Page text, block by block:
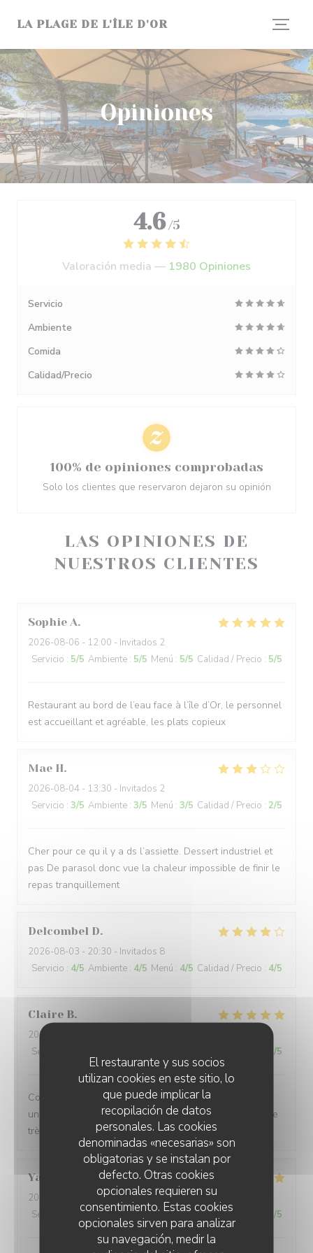
El restaurante y sus socios
utilizan cookies en este sitio, lo
que puede implicar la
recopilación de datos
personales. Las cookies
denominadas «necesarias» son
obligatorias y se instalan por
defecto. Otras cookies
opcionales requieren su
consentimiento. Estas cookies
opcionales sirven para analizar
su navegación, medir la
LA PLAGE DE L'ÎLE D'OR
Opiniones
LAS OPINIONES DE
NUESTROS CLIENTES
Sophie A
2026-08-06 - 12:00 - Invitados 2
Servicio : 5/5 Ambiente : 5/5 Menú : 5/5 Calidad / Precio : 5/5
Restaurant au bord de l’eau face à l’île d’Or, le personnel
est accueillant et agréable, les plats copieux
Mae H
2026-08-04 - 13:30 - Invitados 2
Servicio : 3/5 Ambiente : 3/5 Menú : 3/5 Calidad / Precio : 2/5
Cher pour ce qu il y a ds l’assiette. Dessert industriel et
pas De parasol donc vue la chaleur impossible de finir le
repas tranquillement
Delcombel D
2026-08-03 - 20:30 - Invitados 8
Servicio : 4/5 Ambiente : 4/5 Menú : 4/5 Calidad / Precio : 4/5
Claire B
2026-08-03
Servicio
4/5
Comme à chaque fois, jamais déçu. Cadre magnifique,
une des plus belles vues de restaurant de plage. Équipe
très dynamique et gentille. Jamais déçu des repas.
Yaelle
2026-08-05
- 20:00 - Invitados 6
Servicio
/5 Ambiente : 5/5 Menú: 4/5 Calidad / Precio /5
4.6 /5
Valoración media — 1980 Opiniones
Servicio
Ambiente
Comida
Calidad/Precio
100% de opiniones comprobadas
Solo los clientes que reservaron dejaron su opinión